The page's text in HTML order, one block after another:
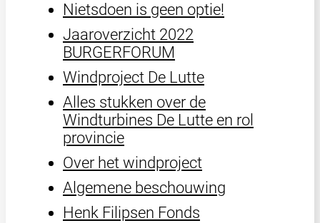
Nietsdoen is geen optie!
Jaaroverzicht 2022
BURGERFORUM
Windproject De Lutte
Alles stukken over de
Windturbines De Lutte en rol
provincie
Over het windproject
Algemene beschouwing
Henk Filipsen Fonds